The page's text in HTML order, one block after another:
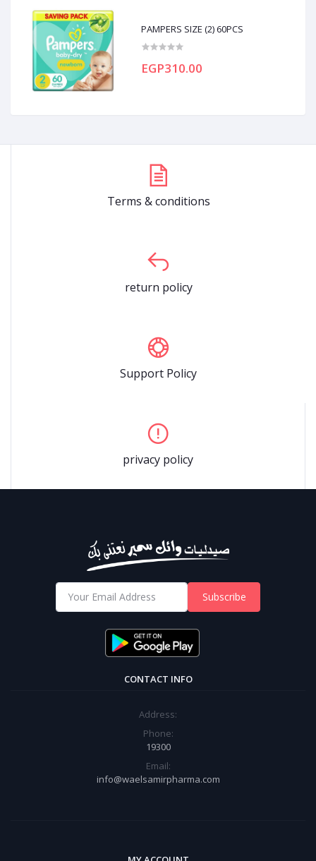
PAMPERS SIZE (2) 60PCS
EGP310.00
Terms & conditions
return policy
Support Policy
privacy policy
Subscribe
CONTACT INFO
Address:
Phone:
19300
Email:
info@waelsamirpharma.com